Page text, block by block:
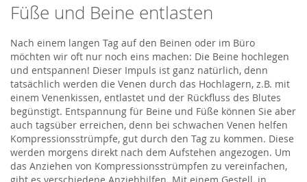
Füße und Beine entlasten
Nach einem langen Tag auf den Beinen oder im Büro
möchten wir oft nur noch eins machen: Die Beine hochlegen
und entspannen! Dieser Impuls ist ganz natürlich, denn
tatsächlich werden die Venen durch das Hochlagern, z.B. mit
einem Venenkissen, entlastet und der Rückfluss des Blutes
begünstigt. Entspannung für Beine und Füße können Sie aber
auch tagsüber erreichen, denn bei schwachen Venen helfen
Kompressionsstrümpfe, gut durch den Tag zu kommen. Diese
werden morgens direkt nach dem Aufstehen angezogen. Um
das Anziehen von Kompressionsstrümpfen zu vereinfachen,